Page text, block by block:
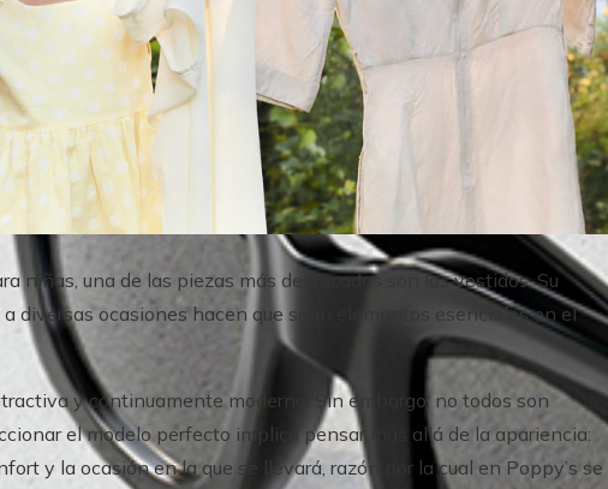
niñas, una de las piezas más destacadas son los vestidos. Su
diversas ocasiones hacen que sean elementos esenciales en el
y continuamente moderna. Sin embargo, no todos son
el modelo perfecto implica pensar más allá de la apariencia:
y la ocasión en la que se llevará, razón por la cual en Poppy’s se